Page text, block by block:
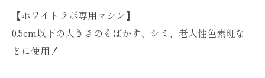
【ホワイトラボ専用マシン】
0.5cm以下の大きさのそばかす、シミ、老人性色素班な
どに使用！